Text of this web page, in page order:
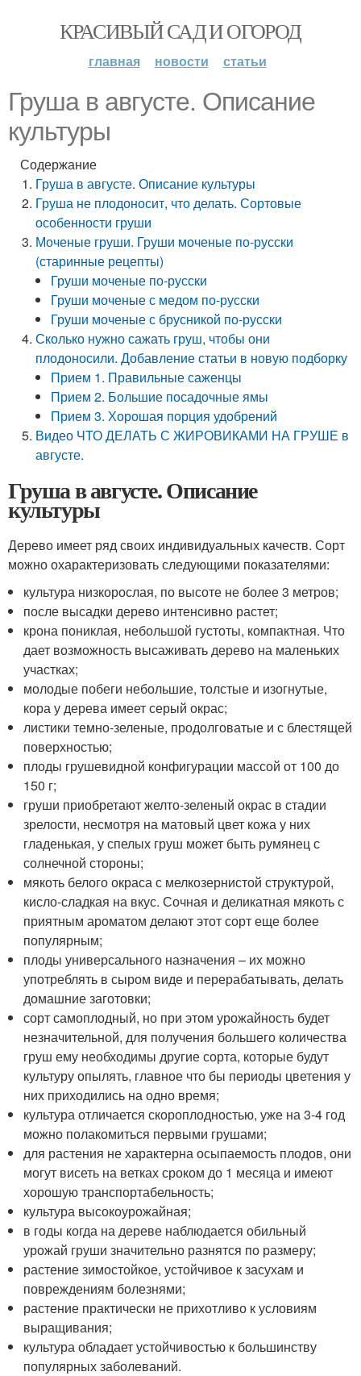
КРАСИВЫЙ САД И ОГОРОД
главная новости статьи
Груша в августе. Описание
культуры
Содержание
Груша в августе. Описание культуры
Груша не плодоносит, что делать. Сортовые
особенности груши
Моченые груши. Груши моченые по-русски
(старинные рецепты)
Груши моченые по-русски
Груши моченые с медом по-русски
Груши моченые с брусникой по-русски
Сколько нужно сажать груш, чтобы они
плодоносили. Добавление статьи в новую подборку
Прием 1. Правильные саженцы
Прием 2. Большие посадочные ямы
Прием 3. Хорошая порция удобрений
Видео ЧТО ДЕЛАТЬ С ЖИРОВИКАМИ НА ГРУШЕ в
августе.
Груша в августе. Описание
культуры
Дерево имеет ряд своих индивидуальных качеств. Сорт
можно охарактеризовать следующими показателями:
культура низкорослая, по высоте не более 3 метров;
после высадки дерево интенсивно растет;
крона пониклая, небольшой густоты, компактная. Что
дает возможность высаживать дерево на маленьких
участках;
молодые побеги небольшие, толстые и изогнутые,
кора у дерева имеет серый окрас;
листики темно-зеленые, продолговатые и с блестящей
поверхностью;
плоды грушевидной конфигурации массой от 100 до
150 г;
груши приобретают желто-зеленый окрас в стадии
зрелости, несмотря на матовый цвет кожа у них
гладенькая, у спелых груш может быть румянец с
солнечной стороны;
мякоть белого окраса с мелкозернистой структурой,
кисло-сладкая на вкус. Сочная и деликатная мякоть с
приятным ароматом делают этот сорт еще более
популярным;
плоды универсального назначения – их можно
употреблять в сыром виде и перерабатывать, делать
домашние заготовки;
сорт самоплодный, но при этом урожайность будет
незначительной, для получения большего количества
груш ему необходимы другие сорта, которые будут
культуру опылять, главное что бы периоды цветения у
них приходились на одно время;
культура отличается скороплодностью, уже на 3-4 год
можно полакомиться первыми грушами;
для растения не характерна осыпаемость плодов, они
могут висеть на ветках сроком до 1 месяца и имеют
хорошую транспортабельность;
культура высокоурожайная;
в годы когда на дереве наблюдается обильный
урожай груши значительно разнятся по размеру;
растение зимостойкое, устойчивое к засухам и
повреждениям болезнями;
растение практически не прихотливо к условиям
выращивания;
культура обладает устойчивостью к большинству
популярных заболеваний.